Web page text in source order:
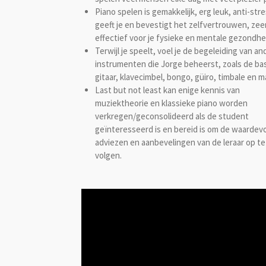
Piano spelen is gemakkelijk, erg leuk, anti-
geeft je en bevestigt het zelfvertrouwen,
effectief voor je fysieke en mentale
Terwijl je speelt, voel je de begeleiding van
instrumenten die Jorge beheerst, zoals de
gitaar, klavecimbel, bongo, güiro, timbale en
Last but not least kan enige kennis van
muziektheorie en klassieke piano worden
verkregen/geconsolideerd als de student
geïnteresseerd is en bereid is om de
adviezen en aanbevelingen van de leraar op te
volgen.